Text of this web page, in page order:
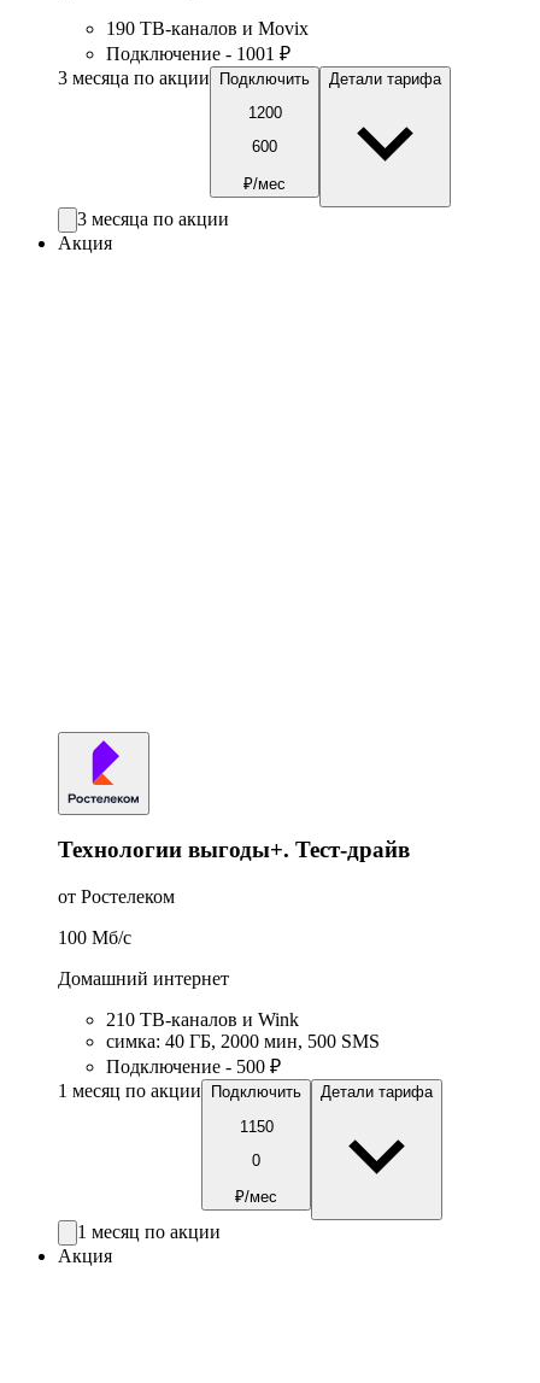
190 ТВ-каналов и Movix
Подключение - 1001 ₽
3 месяца по акции
Подключить
1200
600
₽/мес
Детали тарифа
3 месяца по акции
Акция
Технологии выгоды+. Тест-драйв
от Ростелеком
100 Мб/c
Домашний интернет
210 ТВ-каналов и Wink
симка: 40 ГБ, 2000 мин, 500 SMS
Подключение - 500 ₽
1 месяц по акции
Подключить
1150
0
₽/мес
Детали тарифа
1 месяц по акции
Акция